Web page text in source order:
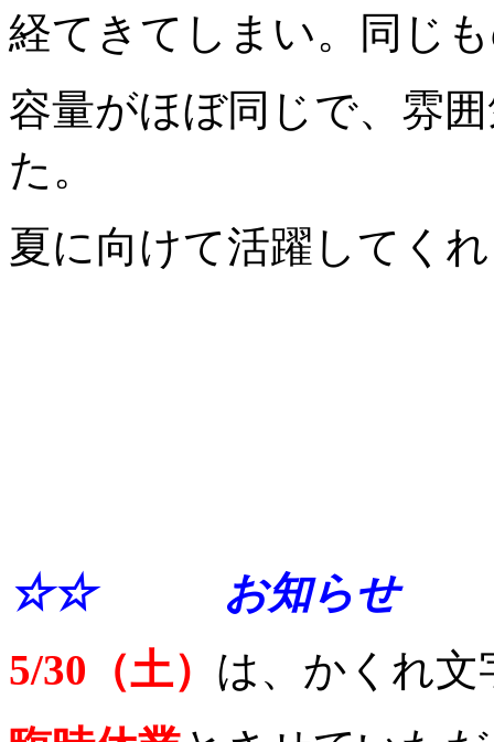
経てきてしまい。同じ
容量がほぼ同じで、雰
た。
夏に向けて活躍してく
☆☆ お知ら
5/30（土） は、かくれ文